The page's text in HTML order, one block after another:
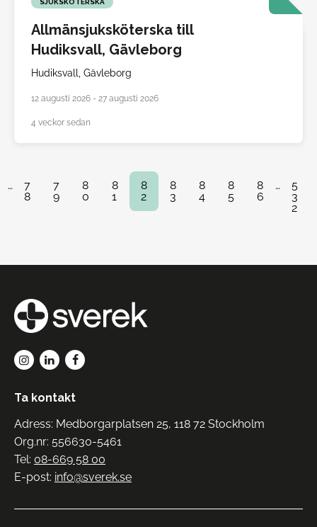
SJUKSKÖTERSKA
Allmänsjuksköterska till
Hudiksvall, Gävleborg
Hudiksvall, Gävleborg
12 augusti 2026 - 27 augusti 2026
4 veckor sedan
…
7
8
7
9
8
0
8
1
8
2
8
3
8
4
8
5
8
6
…
5
3
2
Ta kontakt
Adress: Medborgarplatsen 25, 118 72 Stockholm
Org.nr: 556630-5461
Tel: 08-669 58 00
E-post: info@sverek.se